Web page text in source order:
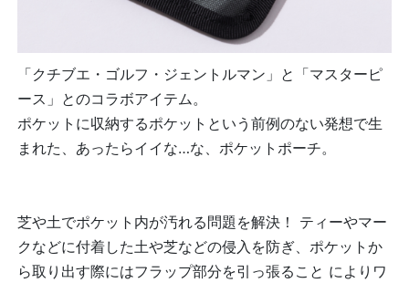
「クチブエ・ゴルフ・ジェントルマン」と「マスターピ
ース」とのコラボアイテム。
ポケットに収納するポケットという前例のない発想で生
まれた、あったらイイな…な、ポケットポーチ。
芝や土でポケット内が汚れる問題を解決！ ティーやマー
クなどに付着した土や芝などの侵入を防ぎ、ポケットか
ら取り出す際にはフラップ部分を引っ張ること によりワ